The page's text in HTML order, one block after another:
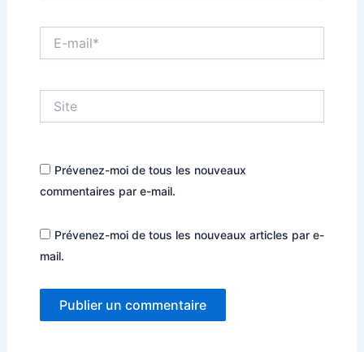
mail*
Prévenez-moi de tous les nouveaux
commentaires par e-mail.
Prévenez-moi de tous les nouveaux articles par e-
mail.